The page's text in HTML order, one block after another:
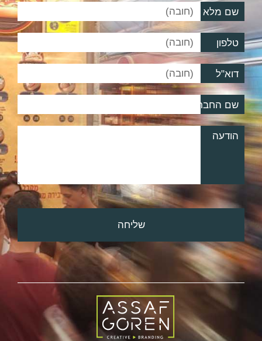
שם מלא
טלפון
דוא"ל
שם החברה
הודעה
שליחה